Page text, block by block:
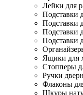
Лейки для
Подставки
Подставки
Подставки
Подставки
Ящики для
Стопперы
Ручки
Флаконы
Шкуры